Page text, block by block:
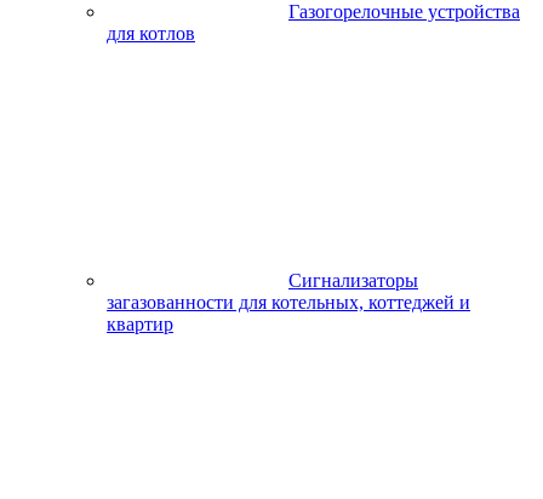
Газогорелочные устройства
для котлов
Сигнализаторы
загазованности для котельных, коттеджей и
квартир